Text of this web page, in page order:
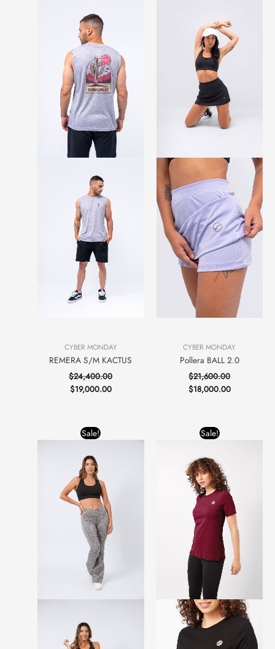
CYBER MONDAY
REMERA S/M KACTUS
$24,400.00
$24,400.00.
$19,000.00
CYBER MONDAY
Pollera BALL 2.0
$21,600.00
$21,600.00.
$18,000.00
$18,000.00.
Sale!
Original
price
$37,200.00.
price
Sale!
Original
price
$27,400.00.